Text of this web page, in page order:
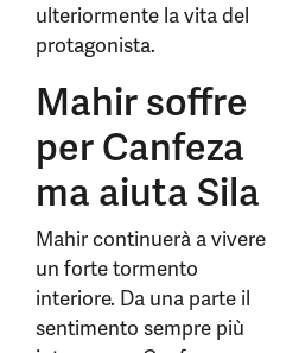
ulteriormente la vita del
protagonista.
Mahir soffre
per Canfeza
ma aiuta Sila
Mahir continuerà a vivere
un forte tormento
interiore. Da una parte il
sentimento sempre più